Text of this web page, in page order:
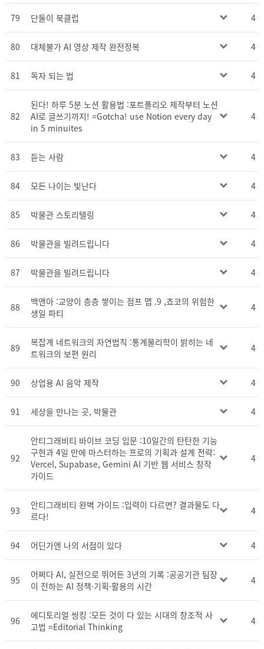
79 단둘이 북클럽 4
80 대체불가 AI 영상 제작 완전정복 4
81 독자 되는 법 4
82
된다! 하루 5분 노션 활용법 :포트폴리오 제작부터 노션
AI로 글쓰기까지! =Gotcha! use Notion every day
in 5 minuites
4
83 듣는 사람 4
84 모든 나이는 빛난다 4
85 박물관 스토리텔링 4
86 박물관을 빌려드립니다 4
87 박물관을 빌려드립니다 4
88
백앤아 :교양이 층층 쌓이는 점프 맵 .9 ,쵸코의 위험한
생일 파티
4
89
복잡계 네트워크의 자연법칙 :통계물리학이 밝히는 네
트워크의 보편 원리
4
90 상업용 AI 음악 제작 4
91 세상을 만나는 곳, 박물관 4
92
안티그래비티 바이브 코딩 입문 :10일간의 탄탄한 기능
구현과 4일 만에 마스터하는 프로의 기획과 설계 전략:
Vercel, Supabase, Gemini AI 기반 웹 서비스 창작
가이드
4
93
안티그래비티 완벽 가이드 :입력이 다르면? 결과물도 다
르다!
4
94 어딘가엔 나의 서점이 있다 4
95
어쩌다 AI, 실전으로 뛰어든 3년의 기록 :공공기관 팀장
이 전하는 AI 정책·기획·활용의 시간
4
96
에디토리얼 씽킹 :모든 것이 다 있는 시대의 창조적 사
고법 =Editorial Thinking
4